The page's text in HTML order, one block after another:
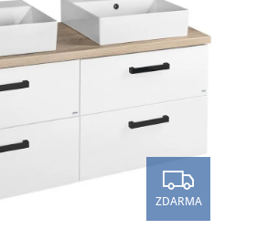
ZDARMA